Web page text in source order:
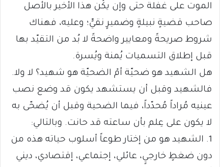
الموت على غفلة حتى وإن يكُن هذا الأخير بالأصل
صاحب قضيةٍ نبيلةٍ وضميرٍ نقيٍّ؛ وعليه، فهناك
شروط صريحةً ومعايير واضحةً لا بُد من التقيّد بها
قبل إطلاق التسميات يُمنة ويُسرة.
هل الشهيد هو ضحيّة أمْ الضحيّة هو شهيد؟ لا ولا.
فالشهيد وقبل أن يستشهد يكون قد وضع نصب
عينيه مُراداً مُحدّداً، فيما الضحية وقبل أن يُضحّى به
لا يكون على عِلم بأن ساعته قد حانت. وبالتالي:
1. الشهيد هو من إختار طوعاً أسلوب حياته هذه من
دون ضغطٍ خارجيٍ، عائلي، إجتماعي، إقتصادي، ديني